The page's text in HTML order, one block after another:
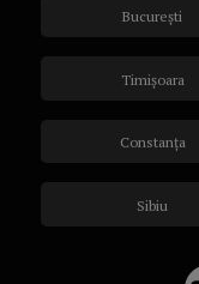
București
Timișoara
Constanța
Sibiu